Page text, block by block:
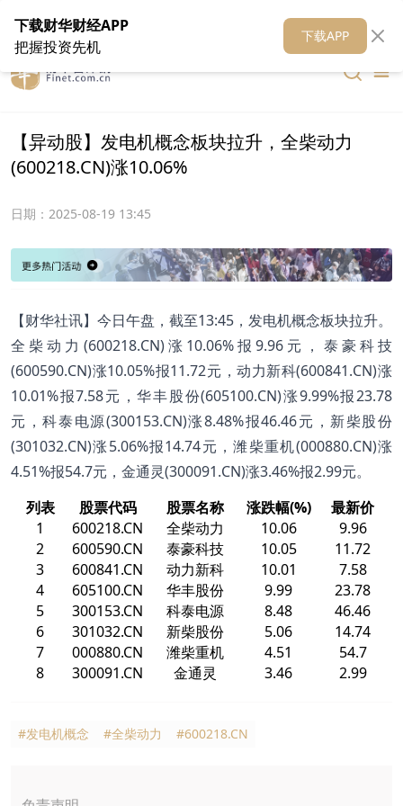
在线客服 关于我们 财华媒体矩阵 财华智库
【异动股】发电机概念板块拉升，全柴动力
(600218.CN)涨10.06%
日期： 2025-08-19 13:45
【财华社讯】今日午盘，截至13:45，发电机概念板块拉升。
全柴动力(600218.CN)涨10.06%报9.96元，泰豪科技
(600590.CN)涨10.05%报11.72元，动力新科(600841.CN)涨
10.01%报7.58元，华丰股份(605100.CN)涨9.99%报23.78
元，科泰电源(300153.CN)涨8.48%报46.46元，新柴股份
(301032.CN)涨5.06%报14.74元，潍柴重机(000880.CN)涨
4.51%报54.7元，金通灵(300091.CN)涨3.46%报2.99元。
列表
股票代码 股票名称 涨跌幅(%)
最新价
1
600218.CN 全柴动力 10.06
9.96
2
600590.CN 泰豪科技 10.05
11.72
3
600841.CN 动力新科 10.01
7.58
4
605100.CN 华丰股份 9.99
23.78
5
300153.CN 科泰电源 8.48
46.46
6
301032.CN 新柴股份 5.06
14.74
7
000880.CN 潍柴重机 4.51
54.7
8
300091.CN 金通灵 3.46 2.99
#发电机概念 #全柴动力 #600218.CN
下载财华财经APP
把握投资先机
下载APP